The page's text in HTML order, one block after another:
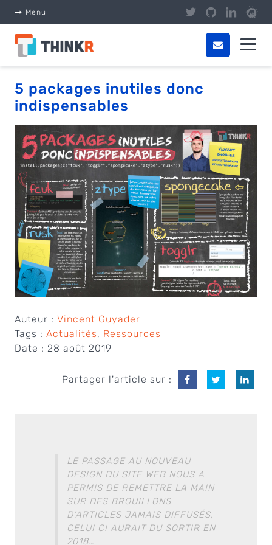
Menu
5 packages inutiles donc
indispensables
Auteur : Vincent Guyader
Tags : Actualités, Ressources
Date : 28 août 2019
Partager l'article sur :
LE PASSAGE AU NOUVEAU
DESIGN DU SITE WEB NOUS A
PERMIS DE REMETTRE LA MAIN
SUR DES BROUILLONS
D’ARTICLES JAMAIS DIFFUSÉS,
CELUI CI AURAIT DU SORTIR EN
2018…
Panneau de gestion des cookies